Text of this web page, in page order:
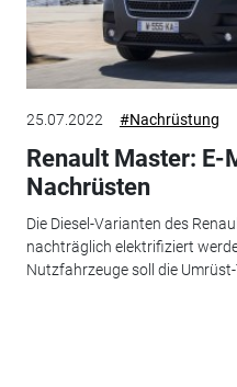
25.07.2022 #Nachrüstung
Renault Master: E-
Nachrüsten
Die Diesel-Varianten des
nachträglich elektrifiziert
Nutzfahrzeuge soll die